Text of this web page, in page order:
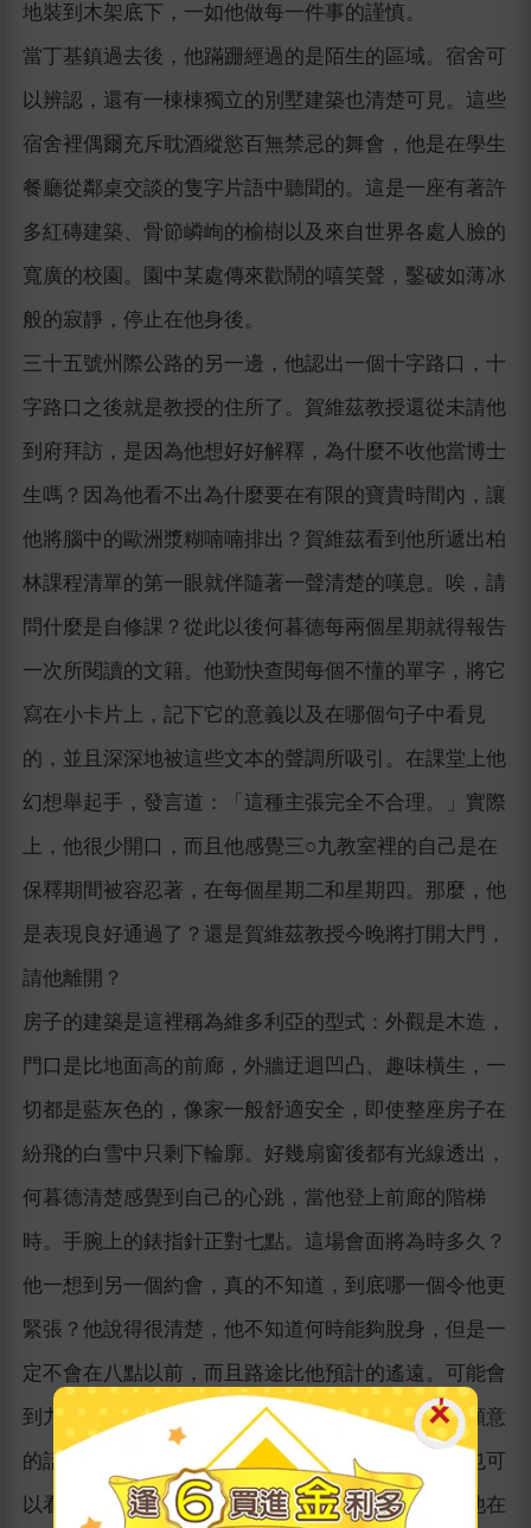
地裝到木架底下，一如他做每一件事的謹慎。
當丁基鎮過去後，他蹣跚經過的是陌生的區域。宿舍可
以辨認，還有一棟棟獨立的別墅建築也清楚可見。這些
宿舍裡偶爾充斥耽酒縱慾百無禁忌的舞會，他是在學生
餐廳從鄰桌交談的隻字片語中聽聞的。這是一座有著許
多紅磚建築、骨節嶙峋的榆樹以及來自世界各處人臉的
寬廣的校園。園中某處傳來歡鬧的嘻笑聲，鑿破如薄冰
般的寂靜，停止在他身後。
三十五號州際公路的另一邊，他認出一個十字路口，十
字路口之後就是教授的住所了。賀維茲教授還從未請他
到府拜訪，是因為他想好好解釋，為什麼不收他當博士
生嗎？因為他看不出為什麼要在有限的寶貴時間內，讓
他將腦中的歐洲漿糊喃喃排出？賀維茲看到他所遞出柏
林課程清單的第一眼就伴隨著一聲清楚的嘆息。唉，請
問什麼是自修課？從此以後何暮德每兩個星期就得報告
一次所閱讀的文籍。他勤快查閱每個不懂的單字，將它
寫在小卡片上，記下它的意義以及在哪個句子中看見
的，並且深深地被這些文本的聲調所吸引。在課堂上他
幻想舉起手，發言道：「這種主張完全不合理。」實際
上，他很少開口，而且他感覺三○九教室裡的自己是在
保釋期間被容忍著，在每個星期二和星期四。那麼，他
是表現良好通過了？還是賀維茲教授今晚將打開大門，
請他離開？
房子的建築是這裡稱為維多利亞的型式：外觀是木造，
門口是比地面高的前廊，外牆迂迴凹凸、趣味橫生，一
切都是藍灰色的，像家一般舒適安全，即使整座房子在
紛飛的白雪中只剩下輪廓。好幾扇窗後都有光線透出，
何暮德清楚感覺到自己的心跳，當他登上前廊的階梯
時。手腕上的錶指針正對七點。這場會面將為時多久？
他一想到另一個約會，真的不知道，到底哪一個令他更
緊張？他說得很清楚，他不知道何時能夠脫身，但是一
定不會在八點以前，而且路途比他預計的遙遠。可能會
到九點，也許是九點半也不一定。她的意思是，他願意
的話，回程時順路過來一下。如果有必要，電影她也可
以看晚場的。這是四天以前的事。這段對話之後，他在